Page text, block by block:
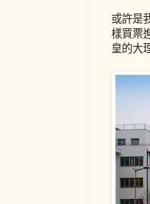
或許是
樣買票
皇的大